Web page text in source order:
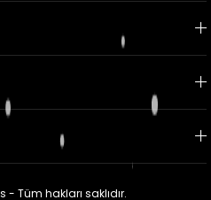
Tüm hakları saklıdır.